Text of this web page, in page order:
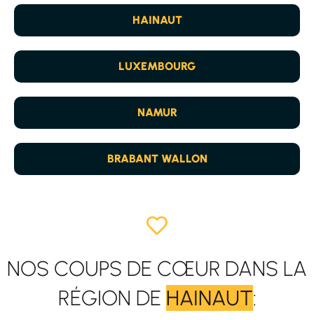
HAINAUT
LUXEMBOURG
NAMUR
BRABANT WALLON
NOS COUPS DE CŒUR DANS LA
RÉGION DE HAINAUT: